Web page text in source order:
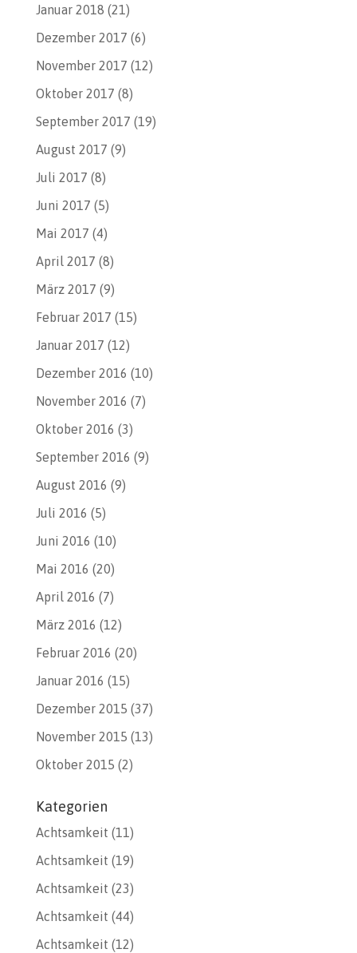
Januar 2018 (21)
Dezember 2017 (6)
November 2017 (12)
Oktober 2017 (8)
September 2017 (19)
August 2017 (9)
Juli 2017 (8)
Juni 2017 (5)
Mai 2017 (4)
April 2017 (8)
März 2017 (9)
Februar 2017 (15)
Januar 2017 (12)
Dezember 2016 (10)
November 2016 (7)
Oktober 2016 (3)
September 2016 (9)
August 2016 (9)
Juli 2016 (5)
Juni 2016 (10)
Mai 2016 (20)
April 2016 (7)
März 2016 (12)
Februar 2016 (20)
Januar 2016 (15)
Dezember 2015 (37)
November 2015 (13)
Oktober 2015 (2)
Kategorien
Achtsamkeit (11)
Achtsamkeit (19)
Achtsamkeit (23)
Achtsamkeit (44)
Achtsamkeit (12)